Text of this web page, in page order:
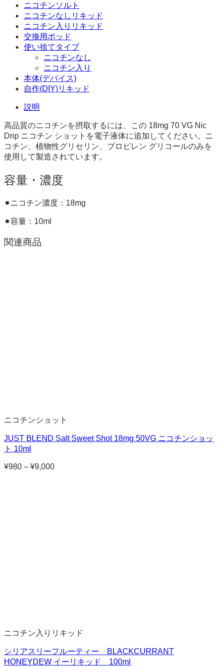
ニコチンソルト
ニコチンなしリキッド
ニコチン入りリキッド
交換用ポッド
使い捨てタイプ
ニコチンなし
ニコチン入り
本体(デバイス)
自作(DIY)リキッド
説明
高品質のニコチンを摂取するには、この 18mg 70 VG Nic
Drip ニコチン ショットを電子液体に追加してください。ニ
コチン、植物性グリセリン、プロピレン グリコールのみを
使用して製造されています。
容量・濃度
⚫︎ニコチン濃度：18mg
⚫︎容量：10ml
関連商品
ニコチンショット
JUST BLEND Salt Sweet Shot 18mg 50VG ニコチンショッ
ト 10ml
¥980 – ¥9,000価
ニコチン入りリキッド
シリアスリーフルーティー BLACKCURRANT
HONEYDEW イーリキッド 100ml